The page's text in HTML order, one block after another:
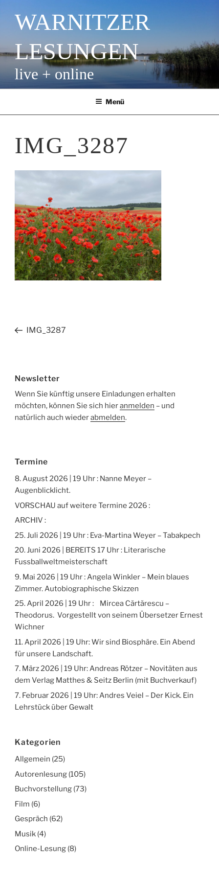
Inhalt
springenWARNITZER
LESUNGEN
live + online
Menü
IMG_3287
Beitragsnavigation
Vorheriger
IMG_3287
Newsletter
Wenn Sie künftig unsere Einladungen erhalten
möchten, können Sie sich hieranmelden – und
natürlich auch wiederabmelden.
Termine
8. August 2026 | 19 Uhr : Nanne Meyer –
Augenblicklicht.
VORSCHAU auf weitere Termine 2026 :
ARCHIV :
25. Juli 2026 | 19 Uhr : Eva-Martina Weyer – Tabakpech
20. Juni 2026 | BEREITS 17 Uhr : Literarische
Fussballweltmeisterschaft
9. Mai 2026 | 19 Uhr : Angela Winkler – Mein blaues
Zimmer. Autobiographische Skizzen
25. April 2026 | 19 Uhr : Mircea Cărtărescu –
Theodorus. Vorgestellt von seinem Übersetzer Ernest
Wichner
11. April 2026 | 19 Uhr: Wir sind Biosphäre. Ein Abend
für unsere Landschaft.
7. März 2026 | 19 Uhr: Andreas Rötzer – Novitäten aus
dem Verlag Matthes & Seitz Berlin (mit Buchverkauf)
7. Februar 2026 | 19 Uhr: Andres Veiel – Der Kick. Ein
Lehrstück über Gewalt
Kategorien
Allgemein (25)
Autorenlesung (105)
Buchvorstellung (73)
Film (6)
Gespräch (62)
Musik (4)
Online-Lesung (8)